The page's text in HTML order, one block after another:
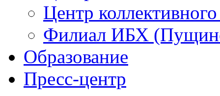
Центр
Филиал ИБХ
Образование
Пресс-центр